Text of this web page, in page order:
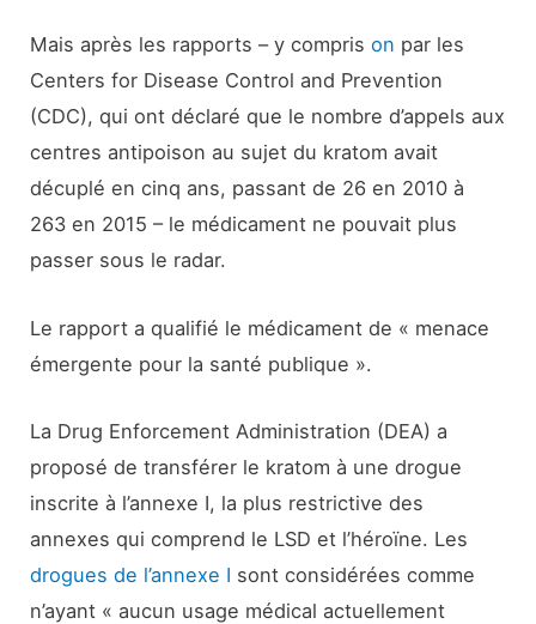
Mais après les rapports – y comprison par les
Centers for Disease Control and Prevention
(CDC), qui ont déclaré que le nombre d’appels aux
centres antipoison au sujet du kratom avait
décuplé en cinq ans, passant de 26 en 2010 à
263 en 2015 – le médicament ne pouvait plus
passer sous le radar.
Le rapport a qualifié le médicament de « menace
émergente pour la santé publique ».
La Drug Enforcement Administration (DEA) a
proposé de transférer le kratom à une drogue
inscrite à l’annexe I, la plus restrictive des
annexes qui comprend le LSD et l’héroïne. Les
drogues de l’annexe I sont considérées comme
n’ayant « aucun usage médical actuellement